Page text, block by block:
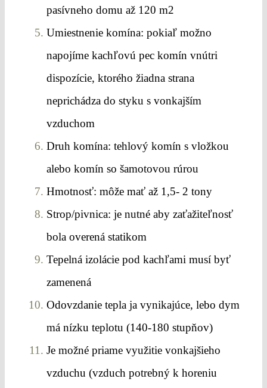
pasívneho domu až 120 m2
Umiestnenie komína: pokiaľ možno
napojíme kachľovú pec komín vnútri
dispozície, ktorého žiadna strana
neprichádza do styku s vonkajším
vzduchom
Druh komína: tehlový komín s vložkou
alebo komín so šamotovou rúrou
Hmotnosť: môže mať až 1,5- 2 tony
Strop/pivnica: je nutné aby zaťažiteľnosť
bola overená statikom
Tepelná izolácie pod kachľami musí byť
zamenená
Odovzdanie tepla ja vynikajúce, lebo dym
má nízku teplotu (140-180 stupňov)
Je možné priame využitie vonkajšieho
vzduchu (vzduch potrebný k horeniu